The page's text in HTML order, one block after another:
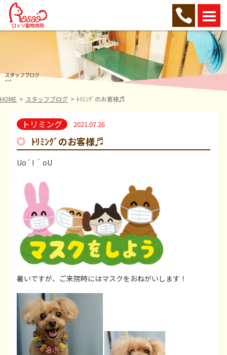
HOME スタッフブログ ﾄﾘﾐﾝｸﾞのお客様♬
トリミング 2021.07.26
ﾄﾘﾐﾝｸﾞのお客様♬
Uo´ I ｀oU
暑いですが、ご来院時にはマスクをおねがいします！